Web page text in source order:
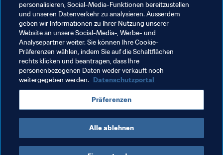
Rückschritte machen", sagt Fleming. "Ich glaube, es geht
immer mehr in die Richtung, was es bedeutet, die
Nummer eins der Welt zu sein, mehr Konstanz in unser
Spiel zu bringen und drei Jahre lang Spiele gewinnen zu
können."
Verwandte Themen
Canada Concacaf
personalisieren, Social-Media-Funktionen bereitzustellen
und unseren Datenverkehr zu analysieren. Ausserdem
geben wir Informationen zu Ihrer Nutzung unserer
Website an unsere Social-Media-, Werbe- und
Analysepartner weiter. Sie können Ihre Cookie-
Präferenzen wählen, indem Sie auf die Schaltflächen
rechts klicken und beantragen, dass Ihre
personenbezogenen Daten weder verkauft noch
weitergegeben werden. Datenschutzportal
Präferenzen
Alle ablehnen